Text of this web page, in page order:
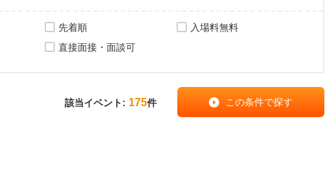
先着順
入場料無料
直接面接・面談可
該当イベント: 175件